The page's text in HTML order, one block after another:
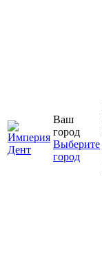
Ваш
город
Выберите
город